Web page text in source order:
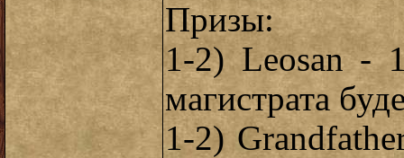
Призы:
1-2) Leosan -
магистрата
1-2)